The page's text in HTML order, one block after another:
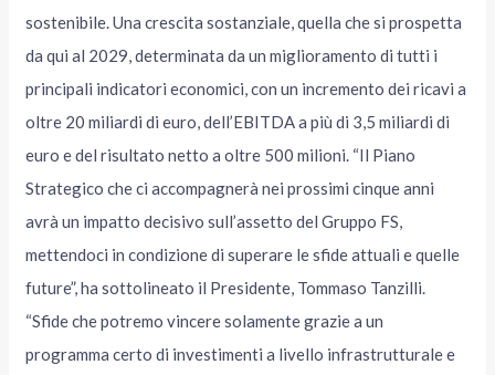
sostenibile. Una crescita sostanziale, quella che si prospetta
da qui al 2029, determinata da un miglioramento di tutti i
principali indicatori economici, con un incremento dei ricavi a
oltre 20 miliardi di euro, dell’EBITDA a più di 3,5 miliardi di
euro e del risultato netto a oltre 500 milioni. “Il Piano
Strategico che ci accompagnerà nei prossimi cinque anni
avrà un impatto decisivo sull’assetto del Gruppo FS,
mettendoci in condizione di superare le sfide attuali e quelle
future”, ha sottolineato il Presidente, Tommaso Tanzilli.
“Sfide che potremo vincere solamente grazie a un
programma certo di investimenti a livello infrastrutturale e